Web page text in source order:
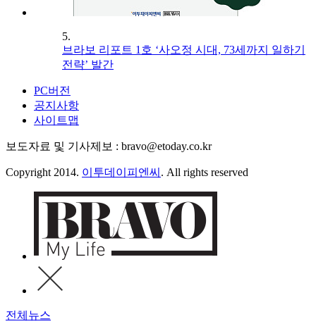
5.
브라보 리포트 1호 ‘사오정 시대, 73세까지 일하기
전략’ 발간
PC버전
공지사항
사이트맵
보도자료 및 기사제보 : bravo@etoday.co.kr
Copyright 2014. 이투데이피엔씨 . All rights reserved
전체뉴스